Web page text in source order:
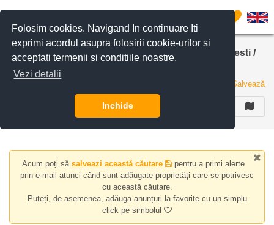
Folosim cookies. Navigand In continuare Iti
exprimi acordul asupra folosirii cookie-urilor si
acceptati termenii si conditiile noastre.
Vezi detalii
Inchide
0
Case/Vile de inchiriat in zona Pipera Nord, Bucuresti /
Salvează
Acum poți să salveazi această căutare
pentru a primi alerte
prin e-mail atunci când sunt adăugate proprietăţi care se potrivesc
cu această căutare.
Puteți, de asemenea, adăuga anunțuri la favorite cu un simplu
click pe simbolul